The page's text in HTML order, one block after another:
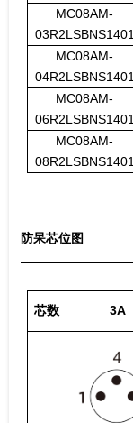
MC08AM-
03R2LSBNS1401
MC08AM-
04R2LSBNS1401
MC08AM-
06R2LSBNS1401
MC08AM-
08R2LSBNS1401
防呆芯位图
芯数 3A